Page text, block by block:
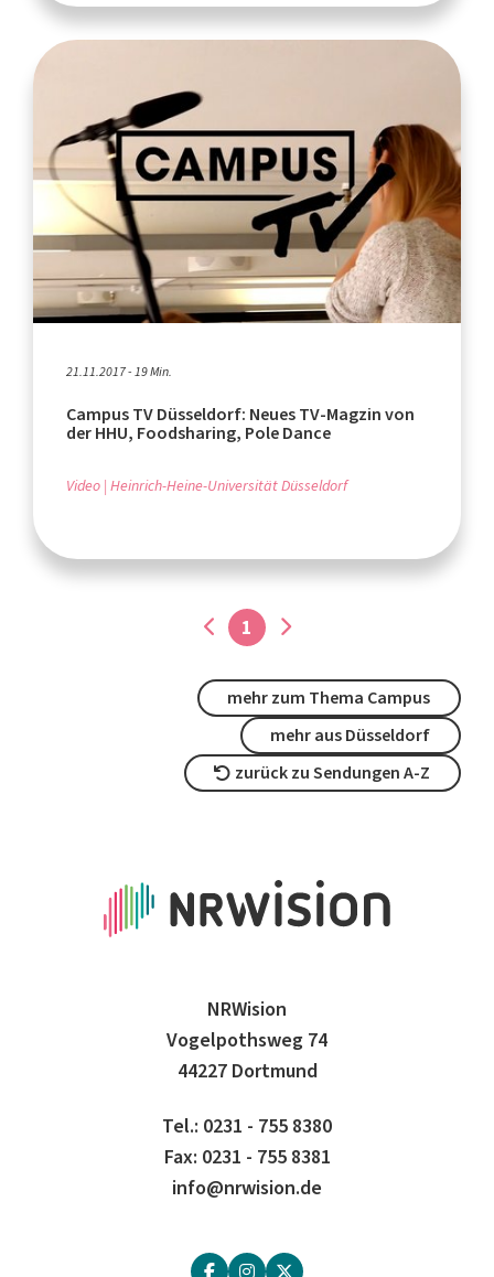
21.11.2017 - 19 Min.
Campus TV Düsseldorf: Neues TV-Magzin von
der HHU, Foodsharing, Pole Dance
Video Heinrich-Heine-Universität Düsseldorf
1
mehr zum Thema Campus
mehr aus Düsseldorf
zurück zu Sendungen A-Z
NRWision
Vogelpothsweg 74
44227 Dortmund
Tel.: 0231 - 755 8380
Fax: 0231 - 755 8381
info@nrwision.de